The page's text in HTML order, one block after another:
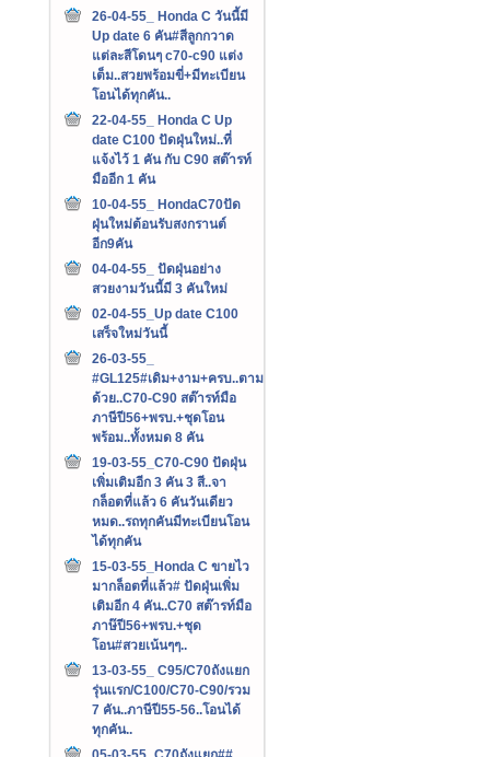
26-04-55_ Honda C วันนี้มี
Up date 6 คัน#สีลูกกวาด
แต่ละสีโดนๆ c70-c90 แต่ง
เต็ม..สวยพร้อมขี่+มีทะเบียน
โอนได้ทุกคัน..
22-04-55_ Honda C Up
date C100 ปัดฝุ่นใหม่..ที่
แจ้งไว้ 1 คัน กับ C90 สต๊ารท์
มืออีก 1 คัน
10-04-55_ HondaC70ปัด
ฝุ่นใหม่ต้อนรับสงกรานต์
อีก9คัน
04-04-55_ ปัดฝุ่นอย่าง
สวยงามวันนี้มี 3 คันใหม่
02-04-55_Up date C100
เสร็จใหม่วันนี้
26-03-55_
#GL125#เดิม+งาม+ครบ..ตาม
ด้วย..C70-C90 สต๊ารท์มือ
ภาษีปี56+พรบ.+ชุดโอน
พร้อม..ทั้งหมด 8 คัน
19-03-55_C70-C90 ปัดฝุ่น
เพิ่มเติมอีก 3 คัน 3 สี..จา
กล็อตที่แล้ว 6 คันวันเดียว
หมด..รถทุกคันมีทะเบียนโอน
ได้ทุกคัน
15-03-55_Honda C ขายไว
มากล็อตที่แล้ว# ปัดฝุ่นเพิ่ม
เติมอีก 4 คัน..C70 สต๊ารท์มือ
ภาษ๊ปี56+พรบ.+ชุด
โอน#สวยเน้นๆๆ..
13-03-55_ C95/C70ถังแยก
รุ่นเเรก/C100/C70-C90/รวม
7 คัน..ภาษีปี55-56..โอนได้
ทุกคัน..